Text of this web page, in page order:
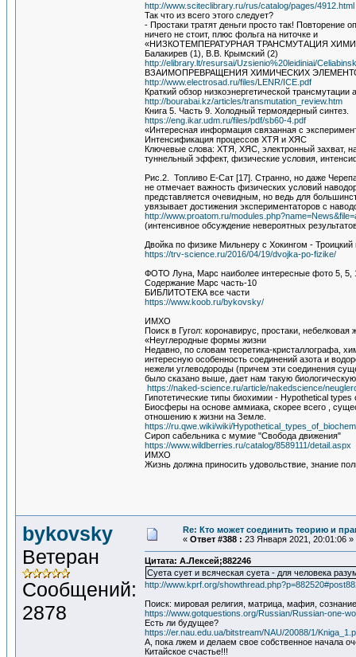
http://www.sciteclibrary.ru/rus/catalog/pages/4912.html
Так что из всего этого следует?
- Простаки тратят деньги просто так!
ничего не стоит, плюс фольга на ниточке и
«НИЗКОТЕМПЕРАТУРНАЯ ТРАНСМУТАЦИЯ
Балакирев (1), В.В. Крымский (2)
http://elibrary.lt/resursai/Uzsienio%20leidiniai/
ВЗАИМОПРЕВРАЩЕНИЯ ХИМИЧЕСКИХ
http://www.electrosad.ru/files/LENR/ICE.pdf
Краткий обзор низкоэнергетической
http://bourabai.kz/articles/transmutation_review.htm
Книга 5. Часть 9. Холодный термоядерный синтез.
https://eng.ikar.udm.ru/files/pdf/sb60-4.pdf
«Интересная информация связанная с
Интенсификация процессов ХТЯ и ХЯС
Ключевые слова: ХТЯ, ХЯС, электронный захват,
туннельный эффект, физические условия,
Рис.2. Топливо Е-Сат [17]. Странно, но даже
не отмечает важность физических условий
представляется очевидным, но ведь для
увязывает достижения экспериментаторов с
http://www.proatom.ru/
(интенсивное обсуждение невероятных
Двойка по физике Мильнеру с Хокингом - Троицкий
https://trv-science.ru/2016/04/19/dvojka-po-fizike/
ФОТО Луна, Марс наиболее интересные фото 5, 5,
Содержание Марс часть-10
БИБЛИТОТЕКА все части
https://www.koob.ru/bykovsky/
ИМХО
Поиск в Гугол: коронавирус, простаки,
«Неуглеродные формы жизни
Недавно, по словам теоретика-кристаллографа,
интересную особенность соединений азота и
нежели углеводороды (причем эти соединения
было сказано выше, дает нам такую
https://naked-science.ru/article/nakedscience/
Гипотетические типы биохимии - Hypothetical types
Биосферы на основе аммиака, скорее всего ,
отношению к жизни на Земле.
https://ru.qwe.wiki/wiki/
Сироп сабельника с мумие "Свобода движения"
https://www.wildberries.ru/catalog/8589111/detail.aspx
ИМХО
Жизнь должна приносить удовольствие, знание
bykovsky
Ветеран
Сообщений:
2878
Re: Кто может соединить теорию и
« Ответ #388 : 23 Января 2021, 20:01:06 »
Цитата: А.Лексей;882246
Суета сует и всяческая суета - для человека
http://www.kprf.org/
Поиск: мировая религия, матрица, мафия,
https://www.gotquestions.org/Russian/Russian-one-
Есть ли будущее?
https://er.nau.edu.ua/bitstream/NAU/20088/1/
А, пока лжем и делаем свое собственное начала
Китайское счастье!!!